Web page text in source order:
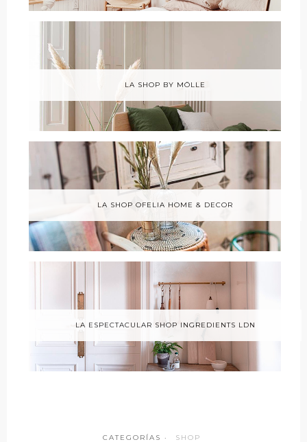
LA SHOP BY MÖLLE
LA SHOP OFELIA HOME & DECOR
LA ESPECTACULAR SHOP INGREDIENTS LDN
CATEGORÍAS · SHOP